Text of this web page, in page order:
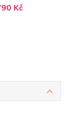
Kč